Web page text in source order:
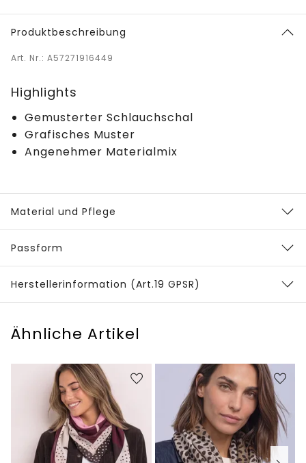
Produktbeschreibung
Art. Nr.: A57271916449
Highlights
Gemusterter Schlauchschal
Grafisches Muster
Angenehmer Materialmix
Material und Pflege
Passform
Herstellerinformation (Art.19 GPSR)
Ähnliche Artikel